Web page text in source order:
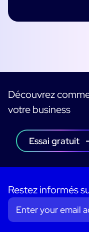
Découvrez
votre business
Essai gratuit
Restez informés